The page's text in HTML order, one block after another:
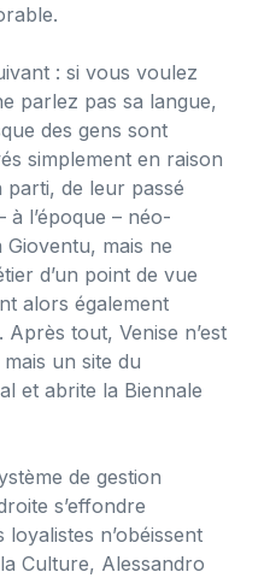
: si vous voulez
parlez pas sa langue,
des gens sont
simplement en raison
de leur passé
l’époque – néo-
mais ne
d’un point de vue
alors également
tout, Venise n’est
un site du
et abrite la Biennale
de gestion
s’effondre
n’obéissent
Culture, Alessandro